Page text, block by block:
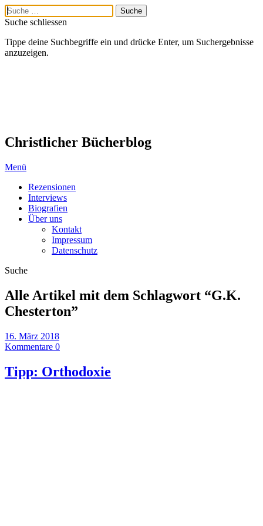
Suche schliessen
Tippe deine Suchbegriffe ein und drücke Enter, um Suchergebnisse
anzuzeigen.
Christlicher Bücherblog
Menü
Rezensionen
Interviews
Biografien
Über uns
Kontakt
Impressum
Datenschutz
Suche
Alle Artikel mit dem Schlagwort “G.K.
Chesterton”
16. März 2018
Kommentare 0
Tipp: Orthodoxie